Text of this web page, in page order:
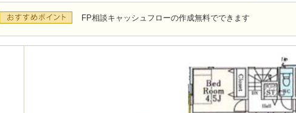
FP相談キャッシュフローの作成無料でできます